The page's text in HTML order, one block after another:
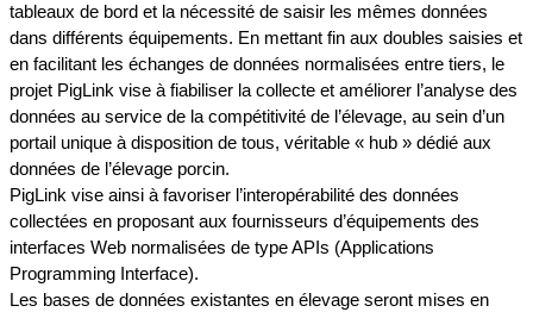
tableaux de bord et la nécessité de saisir les mêmes données
dans différents équipements. En mettant fin aux doubles saisies et
en facilitant les échanges de données normalisées entre tiers, le
projet PigLink vise à fiabiliser la collecte et améliorer l’analyse des
données au service de la compétitivité de l’élevage, au sein d’un
portail unique à disposition de tous, véritable « hub » dédié aux
données de l’élevage porcin.
PigLink vise ainsi à favoriser l’interopérabilité des données
collectées en proposant aux fournisseurs d’équipements des
interfaces Web normalisées de type APIs (Applications
Programming Interface).
Les bases de données existantes en élevage seront mises en